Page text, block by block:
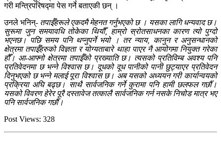
गरी मन्त्रिपरिषद्मा पेस गर्ने बताएकी छन् ।
उनले भनिन्- तपाईँहरूले एकदमै मेहनत गर्नुभएको छ । यसका लागि धन्यवाद छ।
सुरूमा जुन समयावधि तोकेका थियौँ, हाम्रो स्रोतसाधनका कारण त्यो पुग्दो
भएनछ। पछि समय पनि थप्नुपर्ने भयो । तर न्याय, कानुन र अनुसन्धानको
क्षेत्रमा तपाईँहरुको विज्ञता र योग्यताबारे थाहा पाएर नै आयोगमा नियुक्त गरेका
हौँ। आ-आफ्नो क्षेत्रमा तपाईँको प्रख्याति छ। त्यसको प्रतिविम्ब अवश्य पनि
प्रतिवेदनमा छ भन्ने विश्वास छ। दूधको दूध पानीको पानी छुट्याएर प्रतिवेदन
दिनुभएको छ भन्ने मलाई पूरा विश्वास छ। अब यसको अध्ययन गरी कार्यान्वयको
प्रक्रिया अघि बढ्छ। साथै सार्वजनिक गर्ने कुरामा पनि हामी छलफल गर्छौँ।
यसको विवरण हेरेर पूरै दस्तावेज तत्कालै सार्वजनिक गर्न नसके निचोड मात्र भए
पनि सार्वजनिक गर्छौँ।
Post Views: 328